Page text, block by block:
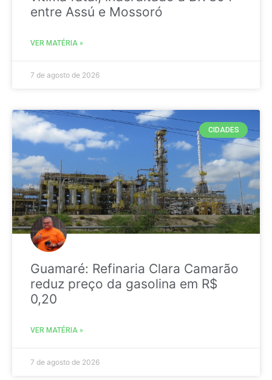
entre Assú e Mossoró
VER MATÉRIA »
7 de agosto de 2026
CIDADES
Guamaré: Refinaria Clara Camarão
reduz preço da gasolina em R$
0,20
VER MATÉRIA »
7 de agosto de 2026